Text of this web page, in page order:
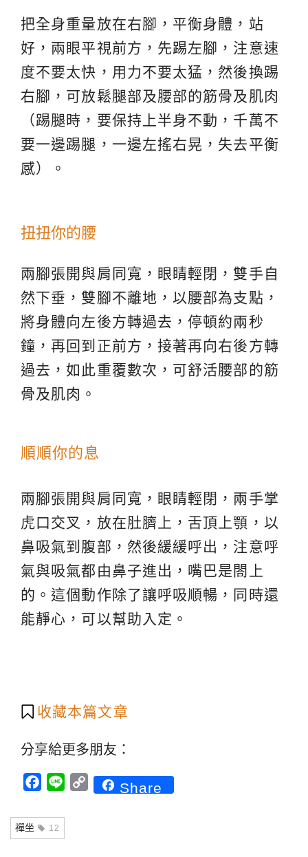
把全身重量放在右腳，平衡身體，站
好，兩眼平視前方，先踢左腳，注意速
度不要太快，用力不要太猛，然後換踢
右腳，可放鬆腿部及腰部的筋骨及肌肉
（踢腿時，要保持上半身不動，千萬不
要一邊踢腿，一邊左搖右晃，失去平衡
感）。
扭扭你的腰
兩腳張開與肩同寬，眼睛輕閉，雙手自
然下垂，雙腳不離地，以腰部為支點，
將身體向左後方轉過去，停頓約兩秒
鐘，再回到正前方，接著再向右後方轉
過去，如此重覆數次，可舒活腰部的筋
骨及肌肉。
順順你的息
兩腳張開與肩同寬，眼睛輕閉，兩手掌
虎口交叉，放在肚臍上，舌頂上顎，以
鼻吸氣到腹部，然後緩緩呼出，注意呼
氣與吸氣都由鼻子進出，嘴巴是閤上
的。這個動作除了讓呼吸順暢，同時還
能靜心，可以幫助入定。
收藏本篇文章
分享給更多朋友：
Facebook
Line CopyShare
禪坐 12